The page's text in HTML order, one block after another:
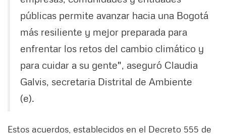
públicas permite avanzar hacia una Bogotá
más resiliente y mejor preparada para
enfrentar los retos del cambio climático y
para cuidar a su gente", aseguró Claudia
Galvis, secretaria Distrital de Ambiente
(e).
Estos acuerdos, establecidos en el Decreto 555 de